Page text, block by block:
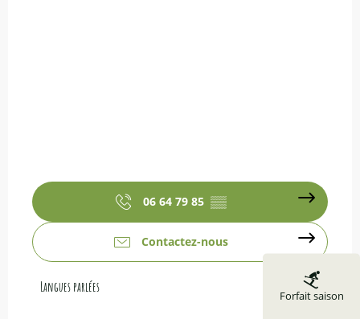
Forfait saison
06 64 79 85 ▒▒
Contactez-nous
Langues parlées
Langues parlées